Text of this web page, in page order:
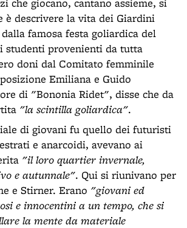
è descrivere la vita dei Giardini
famosa festa goliardica del
studenti provenienti da tutta
doni dal Comitato femminile
Emiliana e Guido
di "Bononia Ridet", disse che da
"la scintilla goliardica".
di giovani fu quello dei futuristi
e anarcoidi, avevano ai
"il loro quartier invernale,
e autunnale". Qui si riunivano per
e Stirner. Erano "giovani ed
e innocentini a un tempo, che si
la mente da materiale